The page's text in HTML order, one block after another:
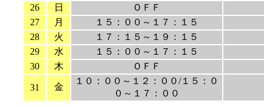
26
日
ＯＦＦ
27
月
１５：００～１７：１５
28
火
１７：１５～１９：１５
29
水
１５：００～１７：１５
30
木 ＯＦＦ
31 金
１０：００～１２：００/１５：０
０～１７：００